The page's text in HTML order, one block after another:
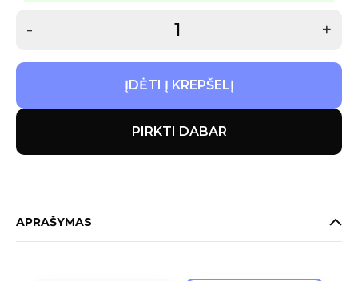
- +
ĮDĖTI Į KREPŠELĮ
PIRKTI DABAR
APRAŠYMAS